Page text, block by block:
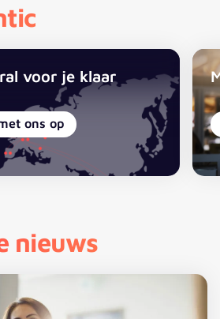
voor je klaar
ons op
nieuws